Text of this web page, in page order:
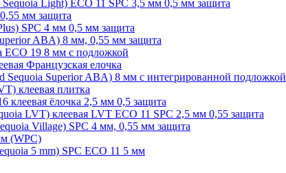
Light) ECO 11 SPC 3,5 мм 0,5 мм защита
мм защита
SPC 4 мм 0,5 мм защита
ABA) 8 мм, 0,55 мм защита
ECO 19 8 мм с подложкой
Французская елочка
Superior ABA) 8 мм с интегрированной подложкой
клеевая плитка
клеевая ёлочка 2,5 мм 0,5 защита
LVT) клеевая LVT ECO 11 SPC 2,5 мм 0,55 защита
Village) SPC 4 мм, 0,55 мм защита
(WPC)
5 mm) SPC ECO 11 5 мм